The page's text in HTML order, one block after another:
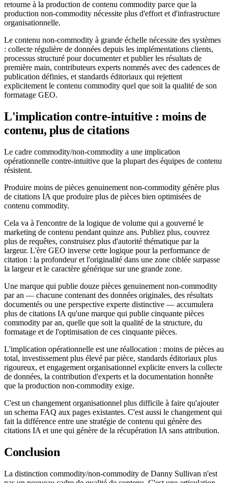
retourne à la production de contenu commodity parce que la
production non-commodity nécessite plus d'effort et d'infrastructure
organisationnelle.
Le contenu non-commodity à grande échelle nécessite des systèmes
: collecte régulière de données depuis les implémentations clients,
processus structuré pour documenter et publier les résultats de
première main, contributeurs experts nommés avec des cadences de
publication définies, et standards éditoriaux qui rejettent
explicitement le contenu commodity quel que soit la qualité de son
formatage GEO.
L'implication contre-intuitive : moins de
contenu, plus de citations
Le cadre commodity/non-commodity a une implication
opérationnelle contre-intuitive que la plupart des équipes de contenu
résistent.
Produire moins de pièces genuinement non-commodity génère plus
de citations IA que produire plus de pièces bien optimisées de
contenu commodity.
Cela va à l'encontre de la logique de volume qui a gouverné le
marketing de contenu pendant quinze ans. Publiez plus, couvrez
plus de requêtes, construisez plus d'autorité thématique par la
largeur. L'ère GEO inverse cette logique pour la performance de
citation : la profondeur et l'originalité dans une zone ciblée surpasse
la largeur et le caractère générique sur une grande zone.
Une marque qui publie douze pièces genuinement non-commodity
par an — chacune contenant des données originales, des résultats
documentés ou une perspective experte distinctive — accumulera
plus de citations IA qu'une marque qui publie cinquante pièces
commodity par an, quelle que soit la qualité de la structure, du
formatage et de l'optimisation de ces cinquante pièces.
L'implication opérationnelle est une réallocation : moins de pièces au
total, investissement plus élevé par pièce, standards éditoriaux plus
rigoureux, et engagement organisationnel explicite envers la collecte
de données, la contribution d'experts et la documentation honnête
que la production non-commodity exige.
C'est un changement organisationnel plus difficile à faire qu'ajouter
un schema FAQ aux pages existantes. C'est aussi le changement qui
fait la différence entre une stratégie de contenu qui génère des
citations IA et une qui génère de la récupération IA sans attribution.
Conclusion
La distinction commodity/non-commodity de Danny Sullivan n'est